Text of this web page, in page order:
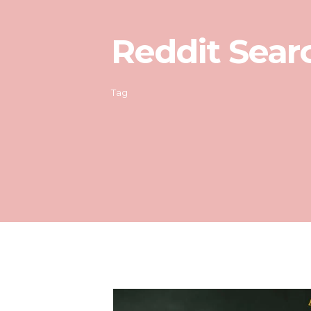
Reddit
Tag